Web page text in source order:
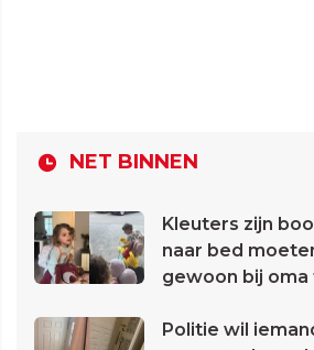
NET BINNEN
Kleuters zijn
naar bed
gewoon bij
Politie wil